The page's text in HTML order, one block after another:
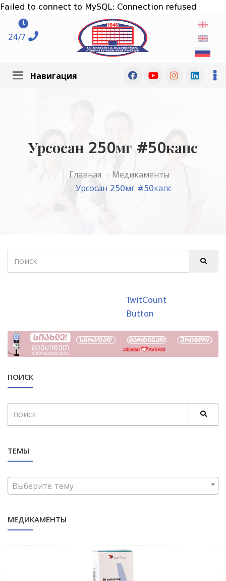
Failed to connect to MySQL: Connection refused
24/7
Навигация
Урсосан 250мг #50капс
Главная
Медикаменты
Урсосан 250мг #50капс
TwitCount
Button
ПОИСК
ТЕМЫ
Выберите тему
МЕДИКАМЕНТЫ